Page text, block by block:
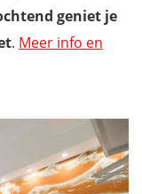
geniet je
. Meer info en